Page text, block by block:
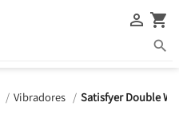

 
Vibradores Satisfyer Double